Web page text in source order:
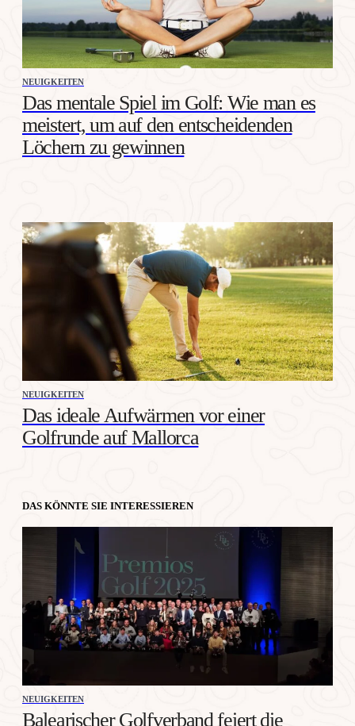
NEUIGKEITEN
Das mentale Spiel im Golf: Wie man es
meistert, um auf den entscheidenden
Löchern zu gewinnen
NEUIGKEITEN
Das ideale Aufwärmen vor einer
Golfrunde auf Mallorca
DAS KÖNNTE SIE INTERESSIEREN
NEUIGKEITEN
Balearischer Golfverband feiert die